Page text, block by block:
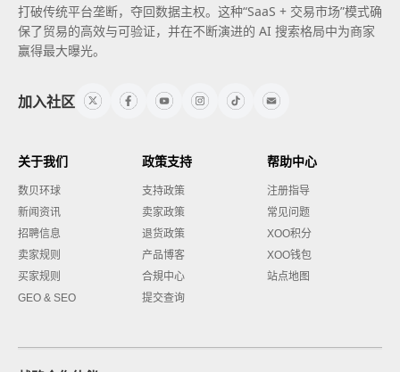
打破传统平台垄断，夺回数据主权。这种“SaaS + 交易市场”模式确
保了贸易的高效与可验证，并在不断演进的 AI 搜索格局中为商家
赢得最大曝光。
加入社区
关于我们
数贝环球
新闻资讯
招聘信息
卖家规则
买家规则
GEO & SEO
政策支持
支持政策
卖家政策
退货政策
产品博客
合規中心
提交查询
帮助中心
注册指导
常见问题
XOO积分
XOO钱包
站点地图